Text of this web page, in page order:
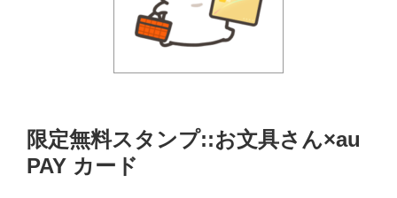
限定無料スタンプ::お文具さん×au
PAY カード